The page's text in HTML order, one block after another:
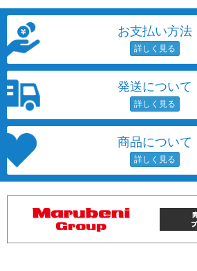
お支払い方法
発送について
商品について